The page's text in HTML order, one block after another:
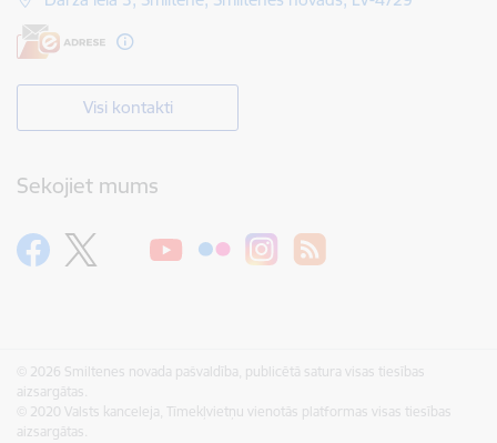
Visi kontakti
Sekojiet mums
© 2026 Smiltenes novada pašvaldība, publicētā satura visas tiesības
aizsargātas.
© 2020 Valsts kanceleja, Tīmekļvietņu vienotās platformas visas tiesības
aizsargātas.